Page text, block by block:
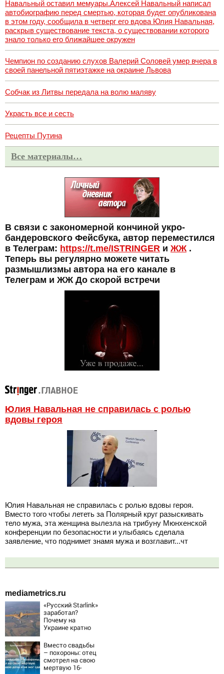
Навальный оставил мемуары.Алексей Навальный написал
автобиографию перед смертью, которая будет опубликована
в этом году, сообщила в четверг его вдова Юлия Навальная,
раскрыв существование текста, о существовании которого
знало только его ближайшее окружен
Чемпион по созданию слухов Валерий Соловей умер вчера в
своей панельной пятиэтажке на окраине Львова
Собчак из Литвы передала на волю маляву
Украсть все и сесть
Рецепты Путина
Все материалы…
В связи с закономерной кончиной укро-
бандеровского Фейсбука, автор переместился
в Телеграм: https://t.me/ISTRINGER и ЖЖ.
Теперь вы регулярно можете читать
размышлизмы автора на его канале в
Телеграм и ЖЖ До скорой встречи
Юлия Навальная не справилась с ролью
вдовы героя
Юлия Навальная не справилась с ролью вдовы героя.
Вместо того чтобы лететь за Полярный круг разыскивать
тело мужа, эта женщина вылезла на трибуну Мюнхенской
конференции по безопасности и улыбаясь сделала
заявление, что поднимет знамя мужа и возглавит...чт
mediametrics.ru
«Русский Starlink»
заработал?
Почему на
Украине кратно
точность
попаданий по
объектам ВСУ
Вместо свадьбы
– похороны: отец
смотрел на свою
мертвую 16-